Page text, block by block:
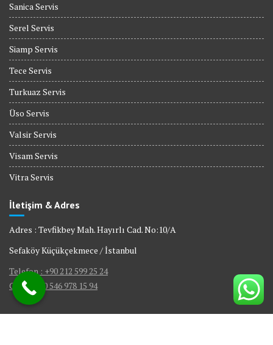
Sanica Servis
Serel Servis
Siamp Servis
Tece Servis
Turkuaz Servis
Üso Servis
Valsir Servis
Visam Servis
Vitra Servis
İletişim & Adres
Adres : Tevfikbey Mah. Hayırlı Cad. No:10/A
Sefaköy Küçükçekmece / İstanbul
Telefon : +90 212 599 25 24
GSM : +90 546 978 15 94